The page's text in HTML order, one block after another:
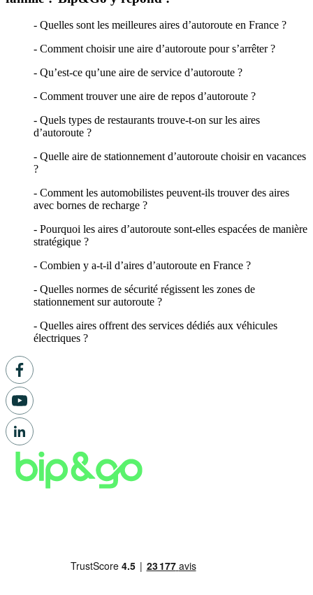
- Quelles sont les meilleures aires d’autoroute en France ?
- Comment choisir une aire d’autoroute pour s’arrêter ?
- Qu’est-ce qu’une aire de service d’autoroute ?
- Comment trouver une aire de repos d’autoroute ?
- Quels types de restaurants trouve-t-on sur les aires
d’autoroute ?
- Quelle aire de stationnement d’autoroute choisir en vacances
?
- Comment les automobilistes peuvent-ils trouver des aires
avec bornes de recharge ?
- Pourquoi les aires d’autoroute sont-elles espacées de manière
stratégique ?
- Combien y a-t-il d’aires d’autoroute en France ?
- Quelles normes de sécurité régissent les zones de
stationnement sur autoroute ?
- Quelles aires offrent des services dédiés aux véhicules
électriques ?